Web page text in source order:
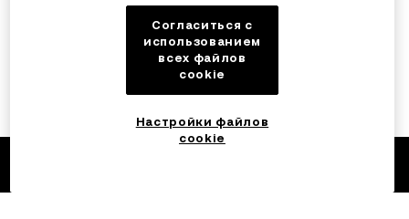
Согласиться с
использованием
всех файлов
cookie
Настройки файлов
cookie